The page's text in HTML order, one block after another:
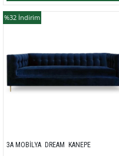
3A MOBİLYA  DREAM  KANEPE
%32 İndirim